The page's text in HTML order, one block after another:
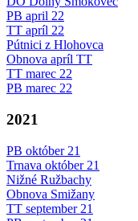
PB april 22
TT apríl 22
Pútnici z Hlohovca
Obnova apríl TT
TT marec 22
PB marec 22
2021
PB október 21
Trnava október 21
Nižné Ružbachy
Obnova Smižany
TT september 21